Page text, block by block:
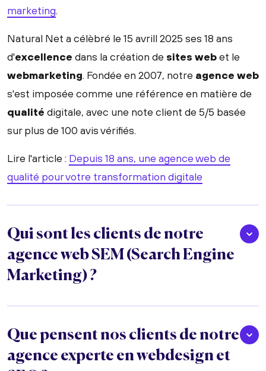
marketing.
Natural Net a célèbré le 15 avrill 2025 ses 18 ans
d'excellence dans la création de sites webet le
webmarketing. Fondée en 2007, notre agence web
s'est imposée comme une référence en matière de
qualité digitale, avec une note client de 5/5 basée
sur plus de 100 avis vérifiés.
Lire l'article : Depuis 18 ans, une agence web de
qualité pour votre transformation digitale
Qui sont les clients de notre
agence web SEM (Search Engine
Marketing) ?
Que pensent nos clients de notre
agence experte en webdesign et